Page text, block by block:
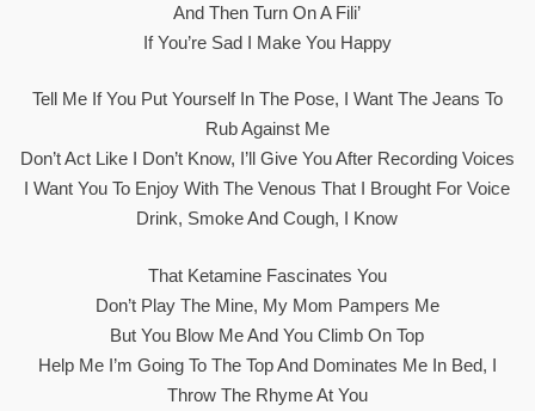
And Then Turn On A Fili’
If You’re Sad I Make You Happy
Tell Me If You Put Yourself In The Pose, I Want The Jeans To
Rub Against Me
Don’t Act Like I Don’t Know, I’ll Give You After Recording Voices
I Want You To Enjoy With The Venous That I Brought For Voice
Drink, Smoke And Cough, I Know
That Ketamine Fascinates You
Don’t Play The Mine, My Mom Pampers Me
But You Blow Me And You Climb On Top
Help Me I’m Going To The Top And Dominates Me In Bed, I
Throw The Rhyme At You